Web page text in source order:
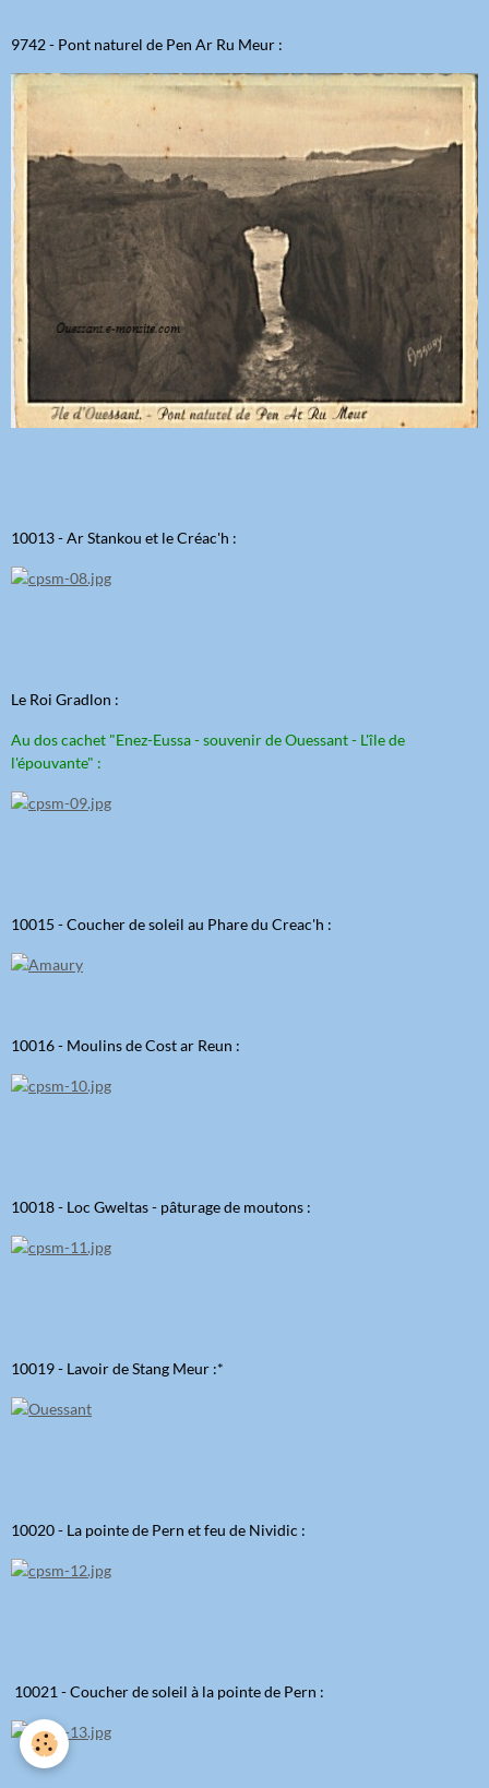
9742 - Pont naturel de Pen Ar Ru Meur :
10013 - Ar Stankou et le Créac'h :
Le Roi Gradlon :
Au dos cachet "Enez-Eussa - souvenir de Ouessant - L'île de
l'épouvante" :
10015 - Coucher de soleil au Phare du Creac'h :
10016 - Moulins de Cost ar Reun :
10018 - Loc Gweltas - pâturage de moutons :
10019 - Lavoir de Stang Meur :*
10020 - La pointe de Pern et feu de Nividic :
10021 - Coucher de soleil à la pointe de Pern :